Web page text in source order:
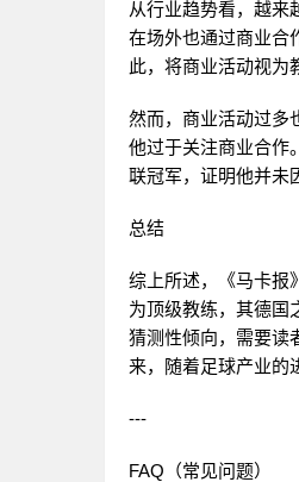
从行业趋势看，越来
在场外也通过商业合
此，将商业活动视为
然而，商业活动过多
他过于关注商业合作
联冠军，证明他并未
总结
综上所述，《马卡报
为顶级教练，其德国
猜测性倾向，需要读
来，随着足球产业的
---
FAQ（常见问题）